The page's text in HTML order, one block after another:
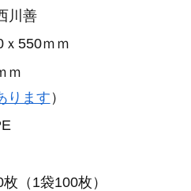
川善
550ｍｍ
ｍ
ります ）
（1袋100枚）